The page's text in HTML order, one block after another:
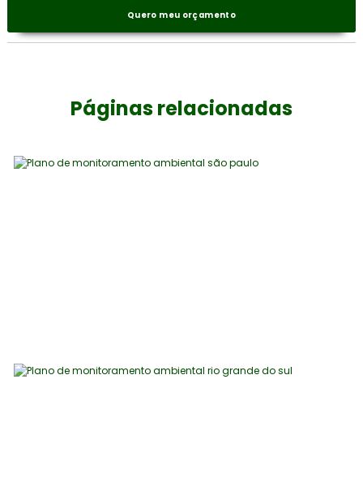
Quero meu orçamento
Páginas relacionadas